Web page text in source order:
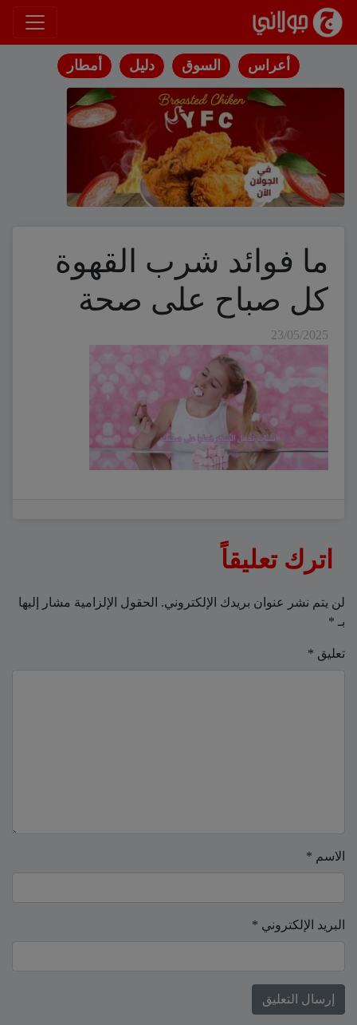
انتقل إلى المحتوى
أعراس السوق دليل أمطار
ما فوائد شرب القهوة
كل صباح على صحة
23/05/2025
اترك تعليقاً
لن يتم نشر عنوان بريدك الإلكتروني. الحقول الإلزامية مشار إليها
بـ *
تعليق *
الاسم *
البريد الإلكتروني *